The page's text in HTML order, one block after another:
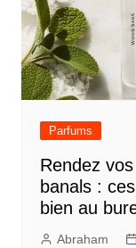
Parfums
Rendez
banals :
bien au
Abraham